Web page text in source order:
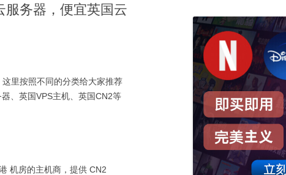
务器，便宜英国云
里按照不同的分类给大家推荐
、英国VPS主机、英国CN2等
机房的主机商，提供 CN2